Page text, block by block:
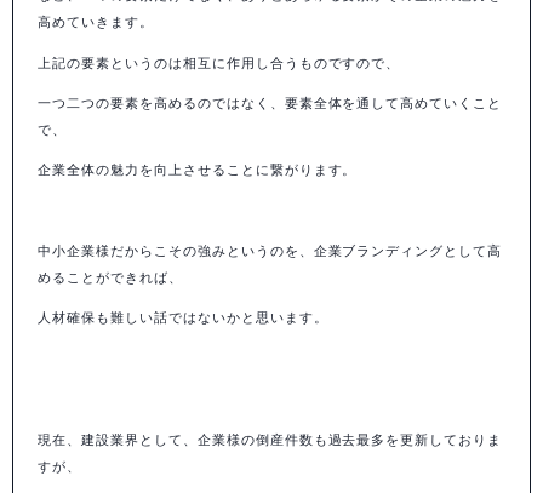
高めていきます。
上記の要素というのは相互に作用し合うものですので、
一つ二つの要素を高めるのではなく、要素全体を通して高めていくこと
で、
企業全体の魅力を向上させることに繋がります。
中小企業様だからこその強みというのを、企業ブランディングとして高
めることができれば、
人材確保も難しい話ではないかと思います。
現在、建設業界として、企業様の倒産件数も過去最多を更新しておりま
すが、